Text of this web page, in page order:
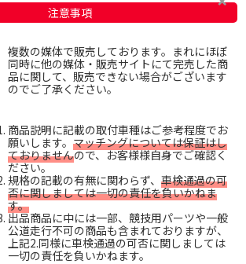
注意事項
複数の媒体で販売しております。まれにほぼ
同時に他の媒体・販売サイトにて完売した商
品に関して、販売できない場合がございます
のでご了承ください。
商品説明に記載の取付車種はご参考程度でお
願いします。 マッチングについては保証はし
ておりませんので、お客様様自身でご確認く
ださい。
規格の記載の有無に関わらず、 車検通過の可
否に関しましては一切の責任を負いかねま
す。
出品商品に中には一部、競技用パーツや一般
公道走行不可の商品も含まれておりますが、
上記2.同様に車検通過の可否に関しましては
一切の責任を負いかねます。